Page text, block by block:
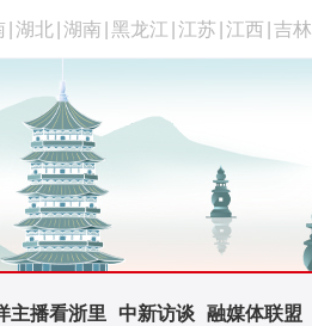
湖北 湖南 黑龙江 江苏 江西 吉林
主播看浙里 中新访谈 融媒体联盟